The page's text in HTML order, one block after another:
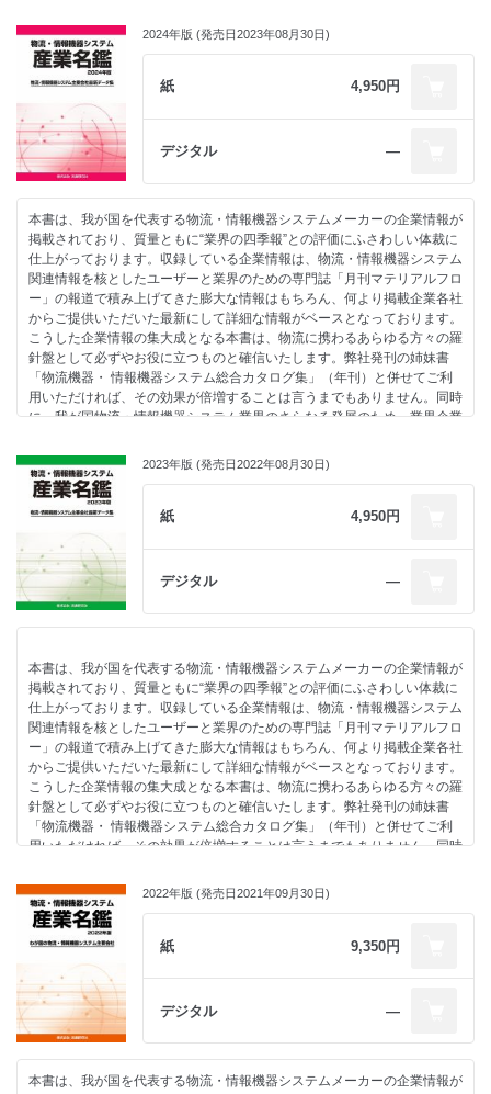
目次
-----------------------------------------------------------
総合物流システム
産業車輛・小型運搬車
搬送機器・システム
保管機器・システム
情報・計量機器・システム
パレット・コンテナ関連機器
社名索引
名鑑の見方・使い方
-----------------------------------------------------------
実務資料編
・統計調査①通販・EC市場、13兆円規模へ
・統計調査②無人搬送車システム納入台数3,105台へ大幅増
・統計調査③タイミーが登録事業者442社を対象に「2024年問題」意識
調査レポートを再度実施
・統計調査④物流関連市場調査結果を紹介
・統計調査⑤「置き配」の利用状況・利便性に関するアンケートを実施
1/3のコストで大幅省人化を実現、AGV+RGVのコンビで特許取得
・事例②ホームロジスティクス
EC事業の急成長で国内物流体制の見直しを推進
倉庫現場のデジタル化を進めるヨコレイの強みとは
・事例④日本加工食品卸協会
製・配・販3層の連携・協力により本格議論を開始
・事例⑤日本シューター
日本初の感染性廃棄物処理システム
医療用医薬品サプライチェーンの諸課題を徹底解説
・物流関連主要団体概要一覧（39団体）
・メーカー別物流関連製品一覧（一目で各メーカーの取扱製品がわかる早
見表）
・物流機器・情報システム主要メーカー問合せ一覧
本書に収録している企業情報は、物流・情報機器システム関連情報を核
としたユーザーと業界のための専門誌「月刊マテリアルフロー」の取材等
により積み上げてきた膨大な情報はもちろん、何より掲載企業各社からご
提供いただいた最新にして詳細な情報がベースとなっております。これら
企業情報の集大成となる本書は、物流に携わるあらゆる方々の羅針盤とし
て必ずやお役に立つものと確信いたします。弊社発刊の姉妹書「物流・情
報機器システム総合カタログ集」（年刊）と併せてご利用いただければ、
その効果が倍増することは言うまでもありません。
さて、過去、我が国は欧米からの技術開発支援を受け、数多くの技術を
導入することで、今日その地位を築くことができたという事実がありま
す。享受した恩恵の程度の差こそあれ、物流・情報機器システム業界もそ
の例外ではありません。ゆえにこの業界には、欧米各国に対してはもちろ
ん、視野をアジア地域にまで広げ、同地域の物流経済共栄圏の構築にこれ
まで以上に貢献していく責任と使命があるものと思われます。その責任と
使命の中で、本書が我が国企業と海外企業との交流を促進する良き手引き
書として、少しでもお役に立てれば幸いです。
同時に、我が国物流・情報機器システム業界のさらなる発展のため、業
界企業相互の協業等を進めるうえで、“業界の座右の書”として本書をご活
用していただければ、これに勝る喜びはありません。
-----------------------------------------------------------
総合物流システム
産業車輛・小型運搬車
搬送機器・システム
情報・計量機器・システム
パレット・コンテナ関連機器
その他
-----------------------------------------------------------
-----------------------------------------------------------
実務資料編
・統計調査①国内MaaS、空飛ぶクルマ、太陽光電池、パワー半導体ほか
・統計調査②2022年度物流システム機器生産出荷統計概要
・統計調査③無人搬送車システム納入件数3年ぶりに増加
・統計調査④物流17業種、ラストワンマイル物流、AGV/AMR、食品宅配
ほか
・統計調査⑤国内アパレル、国内企業のIT投資、低温物流ほか
・統計調査⑥通販・EC市場、12.7兆円規模へ
AMR増強でヒトとの協働型オペレーションを徹底追求
・事例②メディセオ
医薬品流通の全体最適を目指し、無駄のない物流の革新機能を磨く
簡易な検品レス、リードタイム緩和で2024年問題を乗り切る
・物流関連主要団体概要一覧（39団体）
・メーカー別物流関連製品一覧（一目で各メーカーの取扱製品がわかる早
・物流機器・情報システム主要メーカー問合せ一覧
2024年版 (発売日2023年08月30日)
紙 4,950円
デジタル ―
本書は、我が国を代表する物流・情報機器システムメーカーの企業情報が
掲載されており、質量ともに“業界の四季報”との評価にふさわしい体裁に
仕上がっております。収録している企業情報は、物流・情報機器システム
関連情報を核としたユーザーと業界のための専門誌「月刊マテリアルフロ
ー」の報道で積み上げてきた膨大な情報はもちろん、何より掲載企業各社
からご提供いただいた最新にして詳細な情報がベースとなっております。
こうした企業情報の集大成となる本書は、物流に携わるあらゆる方々の羅
針盤として必ずやお役に立つものと確信いたします。弊社発刊の姉妹書
「物流機器・ 情報機器システム総合カタログ集」（年刊）と併せてご利
用いただければ、その効果が倍増することは言うまでもありません。同時
に、我が国物流・情報機器システム業界のさらなる発展のため、業界企業
ていただければ、これに勝る喜びはありません。
目次
-----------------------------------------------------------
総合物流システム
産業車輛・小型運搬車
搬送機器・システム
保管機器・システム
その他
-----------------------------------------------------------
社名索引
名鑑の見方・使い方
-----------------------------------------------------------
実務資料編
・統計調査①ERP、AGV/AMR、特殊紙、植物工場市場の将来予測
・統計調査②通販市場11.4兆円に伸び率は例年並みに回帰
・統計調査③無人搬送車システム納入2年連続減少
・統計調査④2021年物流システム機器生産出荷統計の概要を紹介
・統計調査⑥フィールドワーク支援ソリューション、小売物流市場の将来
予測
・統計調査⑦POSターミナル、国内企業IT投資、物流ロボティクス市場の
将来予測
・事例①日本製紙物流
有明第２倉庫クラウド型 WMS 導入
・事例②関西不二サッシ
ハンディターミナル活用で効率化
「AMR」導入事例 品川支店平和島事業所
2023年版 (発売日2022年08月30日)
紙 4,950円
デジタル ―
本書は、我が国を代表する物流・情報機器システムメーカーの企業情報が
掲載されており、質量ともに“業界の四季報”との評価にふさわしい体裁に
仕上がっております。収録している企業情報は、物流・情報機器システム
関連情報を核としたユーザーと業界のための専門誌「月刊マテリアルフロ
ー」の報道で積み上げてきた膨大な情報はもちろん、何より掲載企業各社
からご提供いただいた最新にして詳細な情報がベースとなっております。
こうした企業情報の集大成となる本書は、物流に携わるあらゆる方々の羅
針盤として必ずやお役に立つものと確信いたします。弊社発刊の姉妹書
「物流機器・ 情報機器システム総合カタログ集」（年刊）と併せてご利
用いただければ、その効果が倍増することは言うまでもありません。同時
相互の協業化等を進めるうえで、“業界の座右の書”として本書をご活用し
ていただければ、これに勝る喜びはありません。
-----------------------------------------------------------
総合物流システム
産業車輛・小型運搬車
搬送機器・システム
保管機器・システム
情報・計量機器・システム
2022年版 (発売日2021年09月30日)
紙 9,350円
デジタル ―
本書は、我が国を代表する物流・情報機器システムメーカーの企業情報が